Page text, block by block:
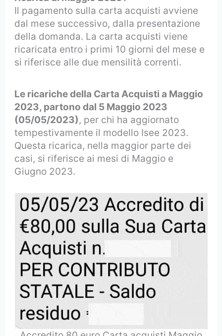
Il pagamento sulla carta acquisti avviene
dal mese successivo, dalla presentazione
della domanda. La carta acquisti viene
ricaricata entro i primi 10 giorni del mese e
si riferisce alle due mensilità correnti.
Le ricariche della Carta Acquisti a Maggio
2023, partono dal 5 Maggio 2023
(05/05/2023), per chi ha aggiornato
tempestivamente il modello Isee 2023.
Questa ricarica, nella maggior parte dei
casi, si riferisce ai mesi di Maggio e
Giugno 2023.